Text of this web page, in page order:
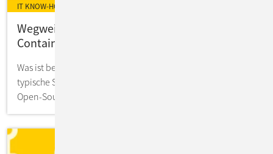
IT KNOW-HOW
Wegweiser: Anwendungen modernisieren mit
Containerisierung
Was ist bei der Umstellung zu beachten? Wie sehen
typische Szenarien aus? Wie lassen sich Container mit
Open-Source-Werkzeugen orchestrieren?